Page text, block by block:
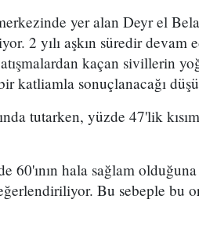
yer alan Deyr el
2 yılı aşkın süredir devam
kaçan sivillerin
katliamla sonuçlanacağı
tutarken, yüzde 47'lik
60'ının hala sağlam
Bu sebeple bu